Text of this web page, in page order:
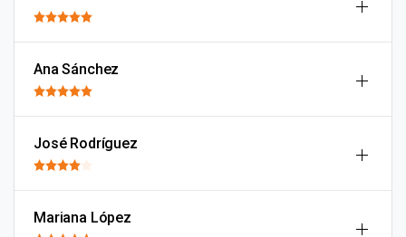
Ana Sánchez
José Rodríguez
Mariana López